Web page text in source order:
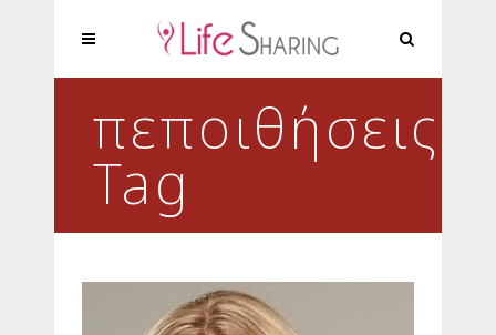
πεποιθήσεις
Tag